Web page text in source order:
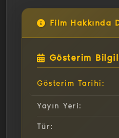
Film Hakkında
Gösterim
Gösterim Tarihi:
Yayın Yeri:
Tür: